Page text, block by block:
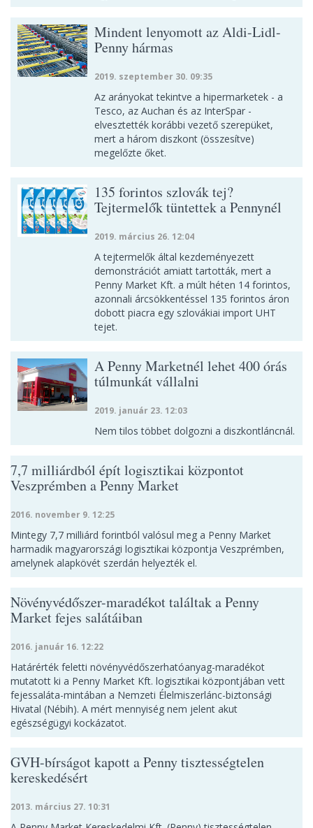
Mindent lenyomott az Aldi-Lidl-
Penny hármas
2019. szeptember 30. 09:35
Az arányokat tekintve a hipermarketek - a
Tesco, az Auchan és az InterSpar -
elvesztették korábbi vezető szerepüket,
mert a három diszkont (összesítve)
megelőzte őket.
135 forintos szlovák tej?
Tejtermelők tüntettek a Pennynél
2019. március 26. 12:04
A tejtermelők által kezdeményezett
demonstrációt amiatt tartották, mert a
Penny Market Kft. a múlt héten 14 forintos,
azonnali árcsökkentéssel 135 forintos áron
dobott piacra egy szlovákiai import UHT
tejet.
A Penny Marketnél lehet 400 órás
túlmunkát vállalni
2019. január 23. 12:03
Nem tilos többet dolgozni a diszkontláncnál.
7,7 milliárdból épít logisztikai központot
Veszprémben a Penny Market
2016. november 9. 12:25
Mintegy 7,7 milliárd forintból valósul meg a Penny Market
harmadik magyarországi logisztikai központja Veszprémben,
amelynek alapkövét szerdán helyezték el.
Növényvédőszer-maradékot találtak a Penny
Market fejes salátáiban
2016. január 16. 12:22
Határérték feletti növényvédőszerhatóanyag-maradékot
mutatott ki a Penny Market Kft. logisztikai központjában vett
fejessaláta-mintában a Nemzeti Élelmiszerlánc-biztonsági
Hivatal (Nébih). A mért mennyiség nem jelent akut
egészségügyi kockázatot.
GVH-bírságot kapott a Penny tisztességtelen
kereskedésért
2013. március 27. 10:31